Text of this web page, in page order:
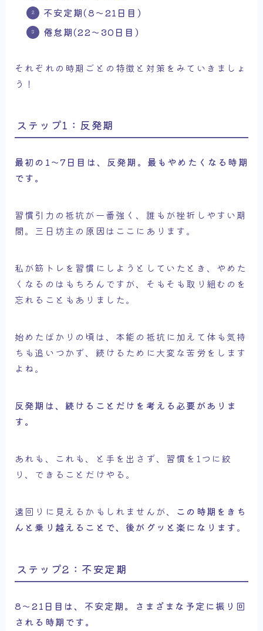
不安定期(8～21日目)
倦怠期(22～30日目)
それぞれの時期ごとの特徴と対策をみていきましょ
う！
ステップ1：反発期
最初の1～7日目は、反発期。最もやめたくなる時期
です。
習慣引力の抵抗が一番強く、誰もが挫折しやすい期
間。三日坊主の原因はここにあります。
私が筋トレを習慣にしようとしていたとき、やめた
くなるのはもちろんですが、そもそも取り組むのを
忘れることもありました。
始めたばかりの頃は、本能の抵抗に加えて体も気持
ちも追いつかず、続けるために大変な苦労をします
よね。
反発期は、続けることだけを考える必要がありま
す。
あれも、これも、と手を出さず、習慣を1つに絞
り、できることだけやる。
遠回りに見えるかもしれませんが、 この時期をきち
んと乗り越えることで、後がグッと楽になります。
ステップ2：不安定期
8～21日目は、不安定期。さまざまな予定に振り回
される時期です。